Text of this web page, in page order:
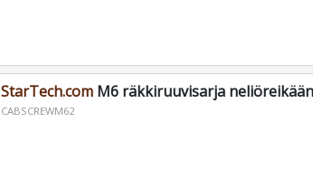
StarTech.comM6 räkkiruuvisarja
CABSCREWM62